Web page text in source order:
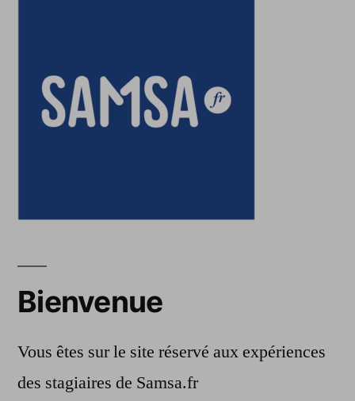
Bienvenue
Vous êtes sur le site réservé aux expériences
des stagiaires de Samsa.fr